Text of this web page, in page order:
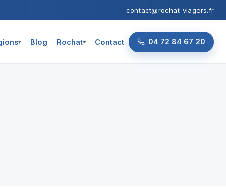
contact@rochat-viagers.fr
▾ Blog Rochat▾ Contact 04 72 84 67 20